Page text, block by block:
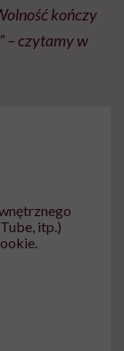
kończy
– czytamy w
itp.)